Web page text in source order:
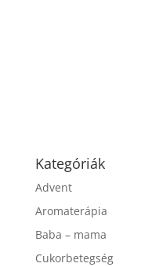
Kategóriák
Advent
Aromaterápia
Baba – mama
Cukorbetegség